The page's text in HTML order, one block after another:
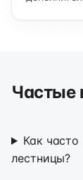
Частые
Как
лестницы?